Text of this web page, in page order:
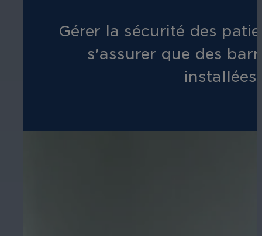
Gérer la sécurité des
s'assurer que des